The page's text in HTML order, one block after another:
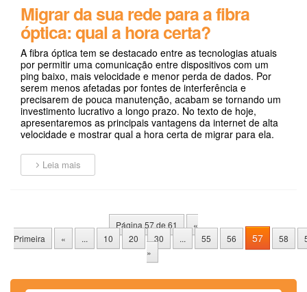
Migrar da sua rede para a fibra
óptica: qual a hora certa?
A fibra óptica tem se destacado entre as tecnologias atuais
por permitir uma comunicação entre dispositivos com um
ping baixo, mais velocidade e menor perda de dados. Por
serem menos afetadas por fontes de interferência e
precisarem de pouca manutenção, acabam se tornando um
investimento lucrativo a longo prazo. No texto de hoje,
apresentaremos as principais vantagens da internet de alta
velocidade e mostrar qual a hora certa de migrar para ela.
Leia mais
Página 57 de 61
«
Primeira
« ... 10 20 30 ... 55 56 57 58
»